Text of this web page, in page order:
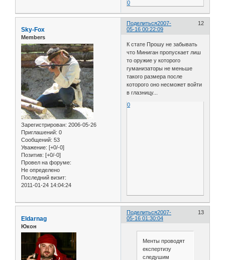
0
Поделиться 12
2007-
05-16 00:22:09
Sky-Fox
Members
Зарегистрирован: 2006-05-26
Приглашений: 0
Сообщений: 53
Уважение: [+0/-0]
Позитив: [+0/-0]
Провел на форуме:
Не определено
Последний визит:
2011-01-24 14:04:24
К стате Прошу не забывать
что Миниган пропускает лиш
то оружие у которого
гуманизаторы не меньше
такого размера после
которого оно несможет войти
в глазницу...
0
Поделиться 13
2007-
05-16 01:30:04
Eldarnag
Юкон
Менты проводят
експертизу
следушим